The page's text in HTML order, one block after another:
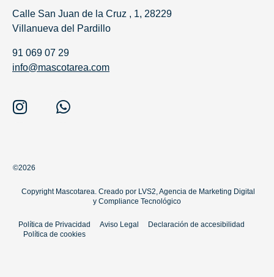
Calle San Juan de la Cruz , 1, 28229
Villanueva del Pardillo
91 069 07 29
info@mascotarea.com
©2026
Copyright Mascotarea. Creado porLVS2, Agencia de Marketing Digital
y Compliance Tecnológico
Política de Privacidad Aviso Legal
Declaración de accesibilidad
Política de cookies